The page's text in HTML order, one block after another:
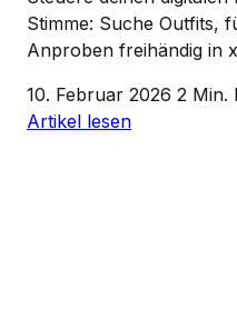
Stimme: Suche Outfits,
Anproben freihändig in
10. Februar 2026 2 Min.
Artikel lesen